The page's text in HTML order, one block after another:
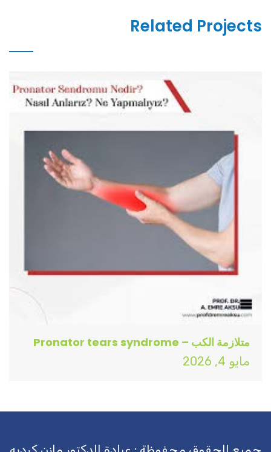
Related Projects
متلازمة الكب – Pronator tears syndrome
مايو 4, 2026